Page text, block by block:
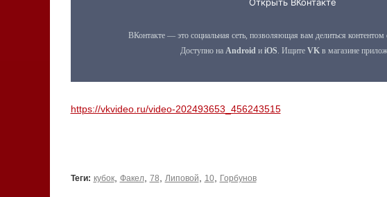
https://vkvideo.ru/video-202493653_456243515
Теги: кубок, Факел, 78, Липовой, 10, Горбунов